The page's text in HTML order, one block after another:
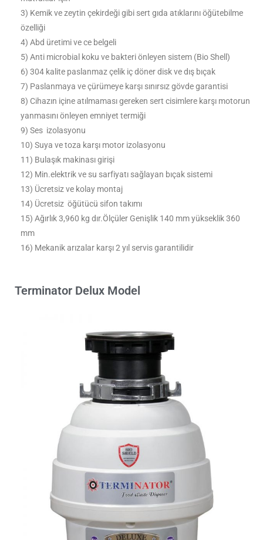
3) Kemik ve zeytin çekirdeği gibi sert gıda atıklarını öğütebilme
özelliği
4) Abd üretimi ve ce belgeli
5) Anti microbial koku ve bakteri önleyen sistem (Bio Shell)
6) 304 kalite paslanmaz çelik iç döner disk ve dış bıçak
7) Paslanmaya ve çürümeye karşı sınırsız gövde garantisi
8) Cihazın içine atılmaması gereken sert cisimlere karşı motorun
yanmasını önleyen emniyet termiği
9) Ses izolasyonu
10) Suya ve toza karşı motor izolasyonu
11) Bulaşık makinası girişi
12) Min.elektrik ve su sarfiyatı sağlayan bıçak sistemi
13) Ücretsiz ve kolay montaj
14) Ücretsiz öğütücü sifon takımı
15) Ağırlık 3,960 kg dır.Ölçüler Genişlik 140 mm yükseklik 360
mm
16) Mekanik arızalar karşı 2 yıl servis garantilidir
Terminator Delux Model